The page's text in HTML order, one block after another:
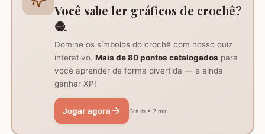
Você sabe ler gráficos de crochê?
🧶
Domine os símbolos do crochê com nosso quiz
interativo. Mais de 80 pontos catalogados para
você aprender de forma divertida — e ainda
ganhar XP!
Jogar agora Grátis • 2 min